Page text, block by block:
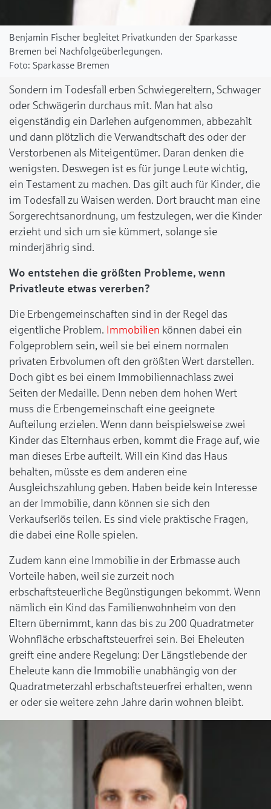
Benjamin Fischer begleitet Privatkunden der Sparkasse
Bremen bei Nachfolgeüberlegungen.
Sparkasse Bremen
Sondern im Todesfall erben Schwiegereltern, Schwager
oder Schwägerin durchaus mit. Man hat also
eigenständig ein Darlehen aufgenommen, abbezahlt
und dann plötzlich die Verwandtschaft des oder der
Verstorbenen als Miteigentümer. Daran denken die
wenigsten. Deswegen ist es für junge Leute wichtig,
ein Testament zu machen. Das gilt auch für Kinder, die
im Todesfall zu Waisen werden. Dort braucht man eine
Sorgerechtsanordnung, um festzulegen, wer die Kinder
erzieht und sich um sie kümmert, solange sie
minderjährig sind.
Wo entstehen die größten Probleme, wenn
Privatleute etwas vererben?
Die Erbengemeinschaften sind in der Regel das
eigentliche Problem. Immobilien können dabei ein
Folgeproblem sein, weil sie bei einem normalen
privaten Erbvolumen oft den größten Wert darstellen.
Doch gibt es bei einem Immobiliennachlass zwei
Seiten der Medaille. Denn neben dem hohen Wert
muss die Erbengemeinschaft eine geeignete
Aufteilung erzielen. Wenn dann beispielsweise zwei
Kinder das Elternhaus erben, kommt die Frage auf, wie
man dieses Erbe aufteilt. Will ein Kind das Haus
behalten, müsste es dem anderen eine
Ausgleichszahlung geben. Haben beide kein Interesse
an der Immobilie, dann können sie sich den
Verkaufserlös teilen. Es sind viele praktische Fragen,
die dabei eine Rolle spielen.
Zudem kann eine Immobilie in der Erbmasse auch
Vorteile haben, weil sie zurzeit noch
erbschaftsteuerliche Begünstigungen bekommt. Wenn
nämlich ein Kind das Familienwohnheim von den
Eltern übernimmt, kann das bis zu 200 Quadratmeter
Wohnfläche erbschaftsteuerfrei sein. Bei Eheleuten
greift eine andere Regelung: Der Längstlebende der
Eheleute kann die Immobilie unabhängig von der
Quadratmeterzahl erbschaftsteuerfrei erhalten, wenn
er oder sie weitere zehn Jahre darin wohnen bleibt.